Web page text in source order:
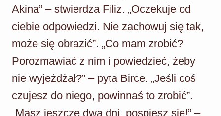
Akina” – stwierdza Filiz. „Oczekuje od
ciebie odpowiedzi. Nie zachowuj się tak,
może się obrazić”. „Co mam zrobić?
Porozmawiać z nim i powiedzieć, żeby
nie wyjeżdżał?” – pyta Birce. „Jeśli coś
czujesz do niego, powinnaś to zrobić”.
„Masz jeszcze dwa dni, pospiesz się!” –